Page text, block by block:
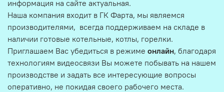
информация на сайте актуальная.
Наша компания входит в ГК Фарта, мы являемся
производителями, всегда поддерживаем на складе в
наличии готовые котельные, котлы, горелки.
Приглашаем Вас убедиться в режиме онлайн, благодаря
технологиям видеосвязи Вы можете побывать на нашем
производстве и задать все интересующие вопросы
оперативно, не покидая своего рабочего места.